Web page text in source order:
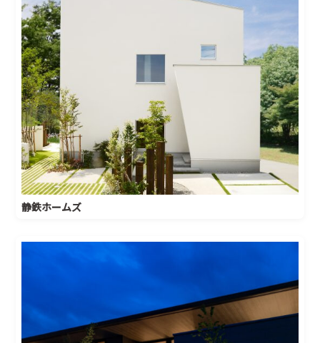
静鉄ホームズ